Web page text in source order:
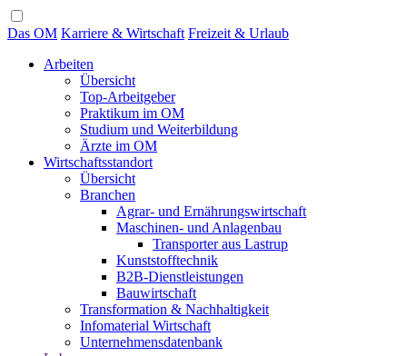
Das OM Karriere & Wirtschaft Freizeit & Urlaub
Arbeiten
Übersicht
Top-Arbeitgeber
Praktikum im OM
Studium und Weiterbildung
Ärzte im OM
Wirtschaftsstandort
Übersicht
Branchen
Agrar- und Ernährungswirtschaft
Maschinen- und Anlagenbau
Transporter aus Lastrup
Kunststofftechnik
B2B-Dienstleistungen
Bauwirtschaft
Transformation & Nachhaltigkeit
Infomaterial Wirtschaft
Unternehmensdatenbank